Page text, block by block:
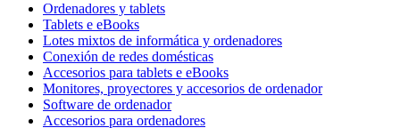
Ordenadores y tablets
Tablets e eBooks
Lotes mixtos de informática y ordenadores
Conexión de redes domésticas
Accesorios para tablets e eBooks
Monitores, proyectores y accesorios de ordenador
Software de ordenador
Accesorios para ordenadores